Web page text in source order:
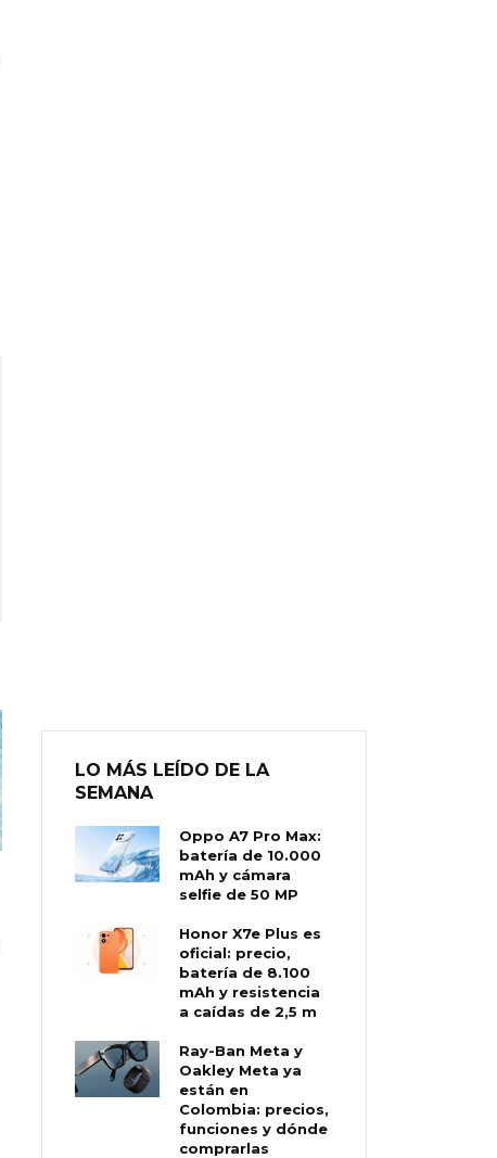
LO MÁS LEÍDO DE LA
SEMANA
Oppo A7 Pro Max:
batería de 10.000
mAh y cámara
selfie de 50 MP
Honor X7e Plus es
oficial: precio,
batería de 8.100
mAh y resistencia
a caídas de 2,5 m
Ray-Ban Meta y
Oakley Meta ya
están en
Colombia: precios,
funciones y dónde
comprarlas